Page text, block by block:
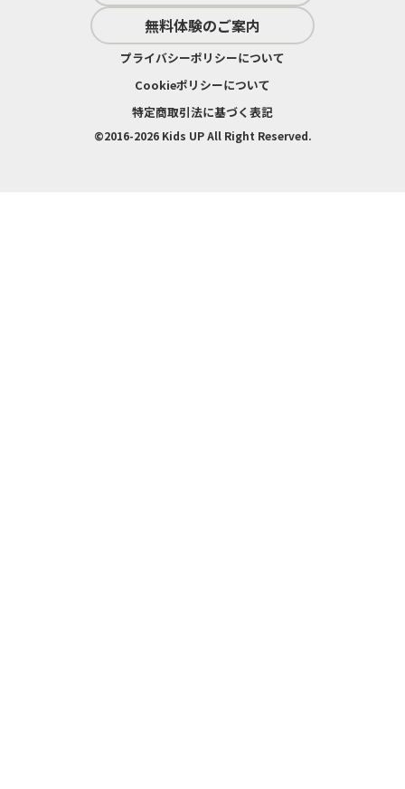
無料体験のご案内
プライバシーポリシーについて
Cookieポリシーについて
特定商取引法に基づく表記
©2016-2026 Kids UP All Right Reserved.